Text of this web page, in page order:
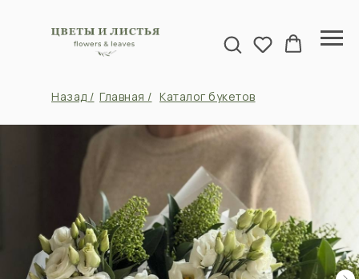
Назад / Главная / Каталог букетов